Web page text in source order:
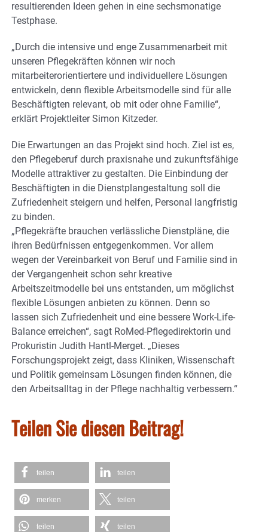
resultierenden Ideen gehen in eine sechsmonatige
Testphase.
„Durch die intensive und enge Zusammenarbeit mit
unseren Pflegekräften können wir noch
mitarbeiterorientiertere und individuellere Lösungen
entwickeln, denn flexible Arbeitsmodelle sind für alle
Beschäftigten relevant, ob mit oder ohne Familie“,
erklärt Projektleiter Simon Kitzeder.
Die Erwartungen an das Projekt sind hoch. Ziel ist es,
den Pflegeberuf durch praxisnahe und zukunftsfähige
Modelle attraktiver zu gestalten. Die Einbindung der
Beschäftigten in die Dienstplangestaltung soll die
Zufriedenheit steigern und helfen, Personal langfristig
zu binden.
„Pflegekräfte brauchen verlässliche Dienstpläne, die
ihren Bedürfnissen entgegenkommen. Vor allem
wegen der Vereinbarkeit von Beruf und Familie sind in
der Vergangenheit schon sehr kreative
Arbeitszeitmodelle bei uns entstanden, um möglichst
flexible Lösungen anbieten zu können. Denn so
lassen sich Zufriedenheit und eine bessere Work-Life-
Balance erreichen“, sagt RoMed-Pflegedirektorin und
Prokuristin Judith Hantl-Merget. „Dieses
Forschungsprojekt zeigt, dass Kliniken, Wissenschaft
und Politik gemeinsam Lösungen finden können, die
den Arbeitsalltag in der Pflege nachhaltig verbessern.“
Teilen Sie diesen Beitrag!
teilen teilen
merken teilen
teilen teilen